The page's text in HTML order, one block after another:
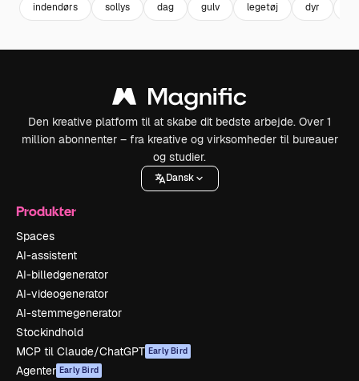
indendørs sollys dag gulv legetøj dyr
Den kreative platform til at skabe dit bedste arbejde. Over 1
million abonnenter – fra kreative og virksomheder til bureauer
og studier.
Dansk
Produkter
Spaces
AI-assistent
AI-billedgenerator
AI-videogenerator
AI-stemmegenerator
Stockindhold
MCP til Claude/ChatGPT Early Bird
Agenter Early Bird